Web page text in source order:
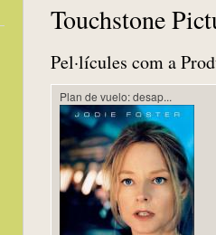
Touchstone
Pel·lícules com a
Plan de vuelo: desap...